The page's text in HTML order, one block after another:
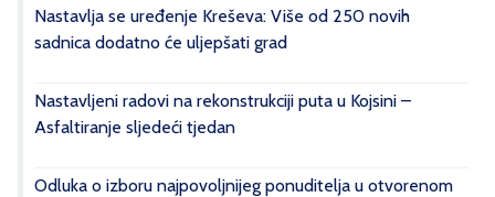
Nastavlja se uređenje Kreševa: Više od 250 novih
sadnica dodatno će uljepšati grad
Nastavljeni radovi na rekonstrukciji puta u Kojsini –
Asfaltiranje sljedeći tjedan
Odluka o izboru najpovoljnijeg ponuditelja u otvorenom